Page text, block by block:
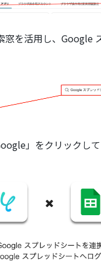
窓を活用し、Google
」をクリックして